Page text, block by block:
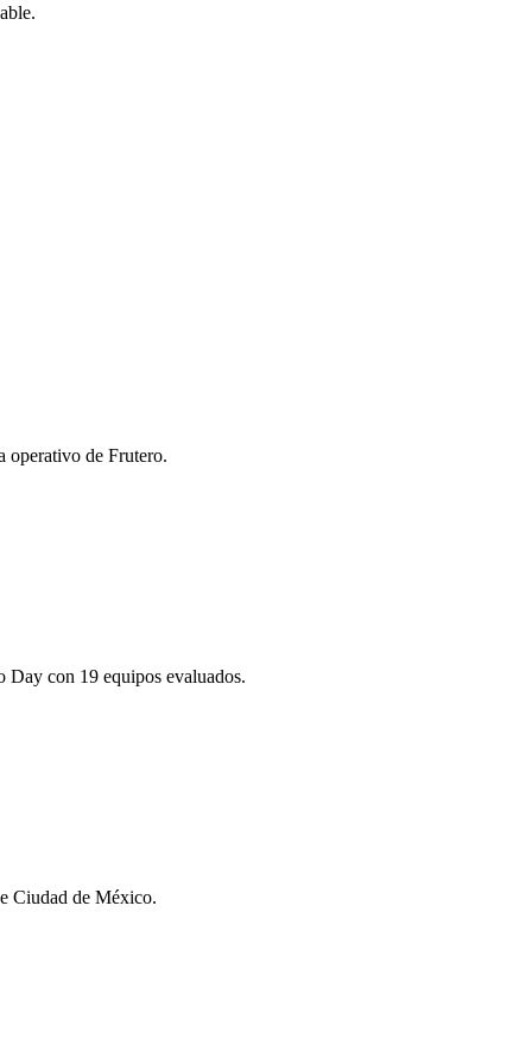
operativo de Frutero.
Day con 19 equipos evaluados.
Ciudad de México.